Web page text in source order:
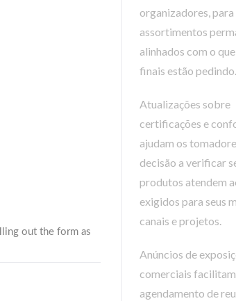
organizadores, para
assortimentos
alinhados com o
finais estão pedindo.
Atualizações sobre
certificações e
ajudam os
decisão a verificar
produtos atendem
exigidos para seus
canais e projetos.
Anúncios de
comerciais
agendamento de